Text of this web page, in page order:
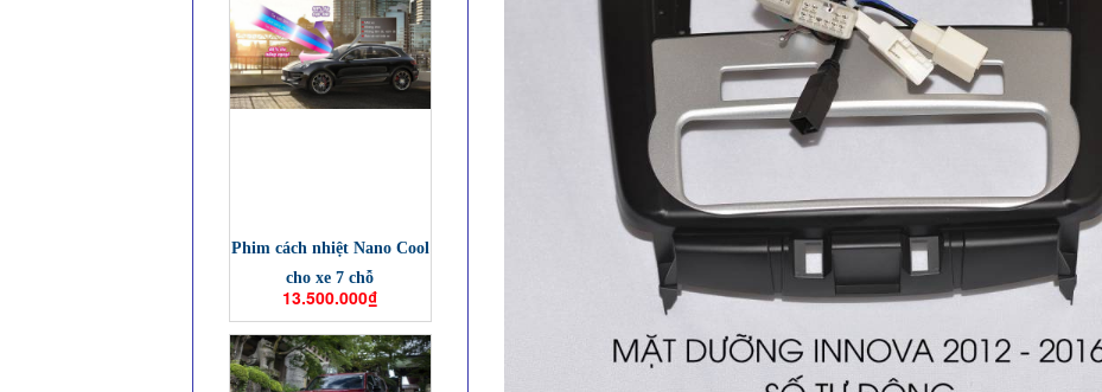
Phim cách nhiệt Nano Cool
cho xe 7 chỗ
13.500.000₫